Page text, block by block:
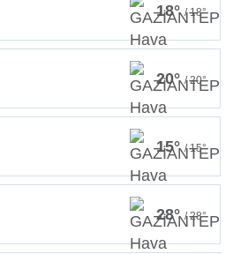
18° / 18°
20° / 20°
15° / 15°
28° / 28°